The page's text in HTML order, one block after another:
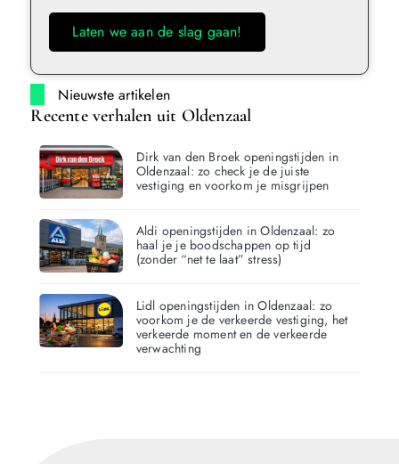
Laten we aan de slag gaan!
Nieuwste artikelen
Recente verhalen uit Oldenzaal
Dirk van den Broek openingstijden in
Oldenzaal: zo check je de juiste
vestiging en voorkom je misgrijpen
Aldi openingstijden in Oldenzaal: zo
haal je je boodschappen op tijd
(zonder “net te laat” stress)
Lidl openingstijden in Oldenzaal: zo
voorkom je de verkeerde vestiging, het
verkeerde moment en de verkeerde
verwachting